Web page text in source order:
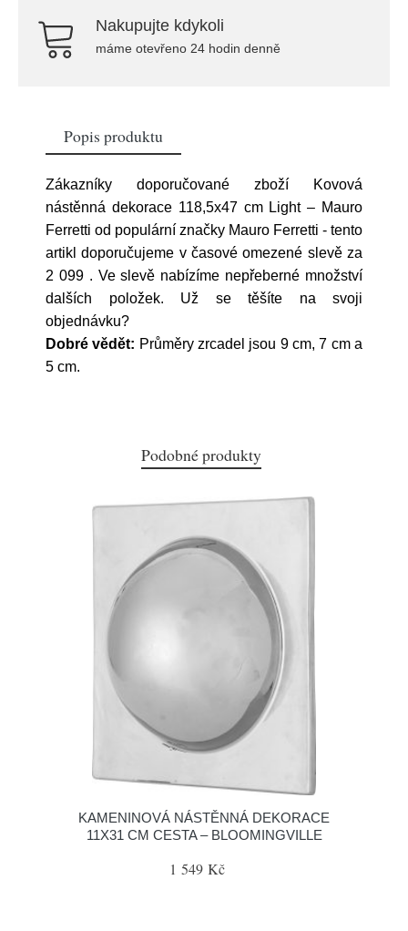
Nakupujte kdykoli
máme otevřeno 24 hodin denně
Popis produktu
Zákazníky doporučované zboží Kovová
nástěnná dekorace 118,5x47 cm Light – Mauro
Ferretti od populární značky Mauro Ferretti - tento
artikl doporučujeme v časové omezené slevě za
2 099 . Ve slevě nabízíme nepřeberné množství
dalších položek. Už se těšíte na svoji
objednávku?
Dobré vědět: Průměry zrcadel jsou 9 cm, 7 cm a
5 cm.
Podobné produkty
KAMENINOVÁ NÁSTĚNNÁ DEKORACE
11X31 CM CESTA – BLOOMINGVILLE
1 549 Kč